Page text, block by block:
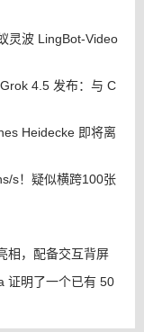
灵波 LingBot-Video
4.5 发布：与 C
Heidecke 即将离
s！疑似横跨100张
相，配备交互背屏
证明了一个已有 50